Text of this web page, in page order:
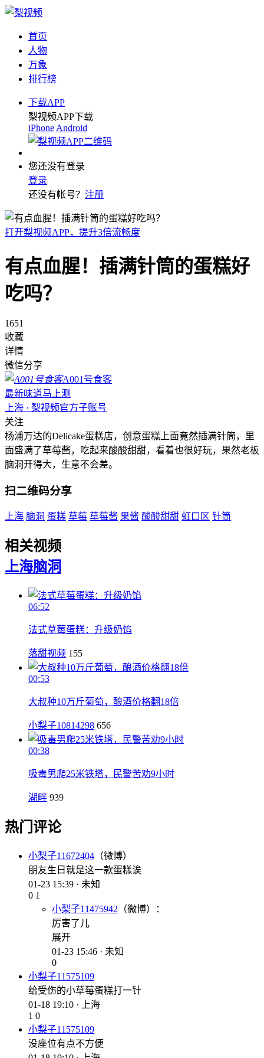
首页
人物
万象
排行榜
下载APP
梨视频APP下载
iPhone Android
您还没有登录
登录
还没有帐号？ 注册
打开梨视频APP，提升3倍流畅度
有点血腥！插满针筒的蛋糕好
吃吗？
1651
收藏
详情
微信分享
A001号食客
最新味道马上测
上海 · 梨视频官方子账号
关注
杨浦万达的Delicake蛋糕店，创意蛋糕上面竟然插满针筒，里
面盛满了草莓酱，吃起来酸酸甜甜，看着也很好玩，果然老板
脑洞开得大，生意不会差。
扫二维码分享
上海 脑洞 蛋糕 草莓 草莓酱 果酱 酸酸甜甜 虹口区 针筒
相关视频
上海脑洞
06:52
法式草莓蛋糕：升级奶馅
落甜视频 155
00:53
大叔种10万斤葡萄，酿酒价格翻18倍
小梨子10814298 656
00:38
吸毒男爬25米铁塔，民警苦劝9小时
湖畔 939
热门评论
小梨子11672404 （微博）
朋友生日就是这一款蛋糕诶
01-23 15:39 · 未知
0 1
小梨子11475942 （微博）：
厉害了儿
展开
01-23 15:46 · 未知
0
小梨子11575109
给受伤的小草莓蛋糕打一针
01-18 19:10 · 上海
1 0
小梨子11575109
没座位有点不方便